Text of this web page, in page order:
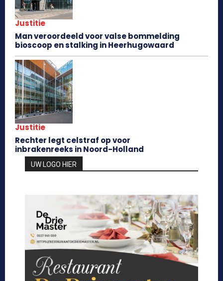
Justitie
Man veroordeeld voor valse bommelding
bioscoop en stalking in Heerhugowaard
Justitie
Rechter legt celstraf op voor
inbrakenreeks in Noord-Holland
UW LOGO HIER